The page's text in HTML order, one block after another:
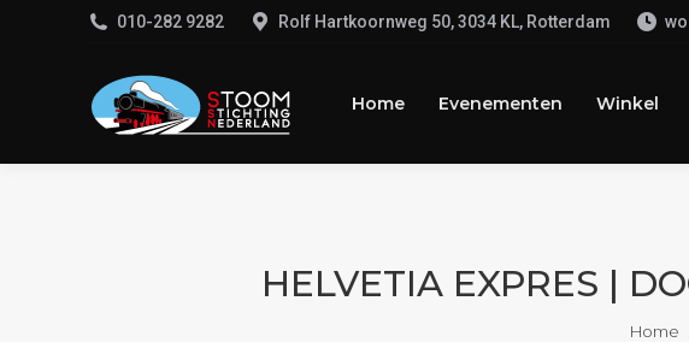
‭010-282 9282‬ Rolf Hartkoornweg 50, 3034 KL, Rotterdam
Home Evenementen Winkel
HELVETIA EXPRES |
Je
Home
Evenementen Winkel